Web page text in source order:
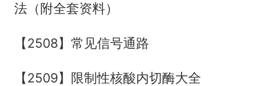
法（附全套资料）
【2508】常见信号通路
【2509】限制性核酸内切酶大全